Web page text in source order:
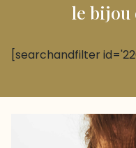
le bijou
[searchandfilter